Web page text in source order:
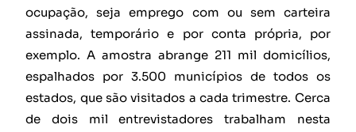
ocupação, seja emprego com ou sem carteira
assinada, temporário e por conta própria, por
exemplo. A amostra abrange 211 mil domicílios,
espalhados por 3.500 municípios de todos os
estados, que são visitados a cada trimestre. Cerca
de dois mil entrevistadores trabalham nesta